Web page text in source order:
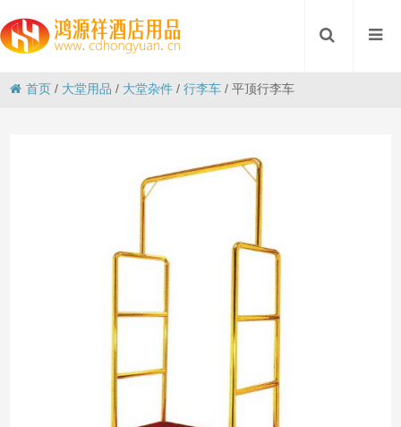
首页 / 大堂用品 / 大堂杂件 /行李车 /平顶行李车